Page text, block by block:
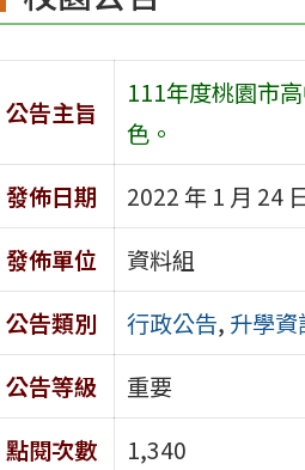
公告主旨
111年度桃園市
色。
發佈日期
2022 年 1 月 24
發佈單位
資料組
公告類別
行政公告, 升學資
公告等級
重要
點閱次數
1,340